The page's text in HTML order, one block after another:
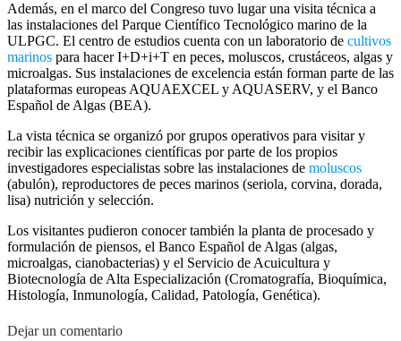
Además, en el marco del Congreso tuvo lugar una visita técnica a
las instalaciones del Parque Científico Tecnológico marino de la
ULPGC. El centro de estudios cuenta con un laboratorio de cultivos
marinos para hacer I+D+i+T en peces, moluscos, crustáceos, algas y
microalgas. Sus instalaciones de excelencia están forman parte de las
plataformas europeas AQUAEXCEL y AQUASERV, y el Banco
Español de Algas (BEA).
La vista técnica se organizó por grupos operativos para visitar y
recibir las explicaciones científicas por parte de los propios
investigadores especialistas sobre las instalaciones de moluscos
(abulón), reproductores de peces marinos (seriola, corvina, dorada,
lisa) nutrición y selección.
Los visitantes pudieron conocer también la planta de procesado y
formulación de piensos, el Banco Español de Algas (algas,
microalgas, cianobacterias) y el Servicio de Acuicultura y
Biotecnología de Alta Especialización (Cromatografía, Bioquímica,
Histología, Inmunología, Calidad, Patología, Genética).
Dejar un comentario